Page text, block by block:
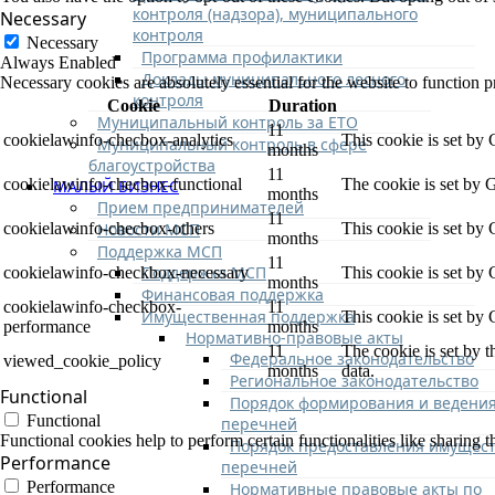
контроля (надзора), муниципального
контроля
Программа профилактики
Доклады муниципального лесного
контроля
Муниципальный контроль за ЕТО
Муниципальный контроль в сфере
благоустройства
МАЛЫЙ БИЗНЕС
Прием предпринимателей
Новости МСП
Поддержка МСП
Поддержка МСП
Финансовая поддержка
Имущественная поддержка
Нормативно-правовые акты
Федеральное законодательство
Региональное законодательство
Порядок формирования и ведения
перечней
Порядок предоставления
перечней
Нормативные правовые акты по
Necessary
Necessary
Always Enabled
Necessary cookies are absolutely essential for the website to function
Cookie
Duration
cookielawinfo-checbox-analytics
11
months
This cookie is set by
cookielawinfo-checbox-functional
11
months
The cookie is set by
cookielawinfo-checbox-others
11
months
This cookie is set by
cookielawinfo-checkbox-necessary
11
months
This cookie is set by
cookielawinfo-checkbox-
performance
11
months
This cookie is set by
viewed_cookie_policy
11
months
The cookie is set by
data.
Functional
Functional
Functional cookies help to perform certain functionalities like sharing
Performance
Performance